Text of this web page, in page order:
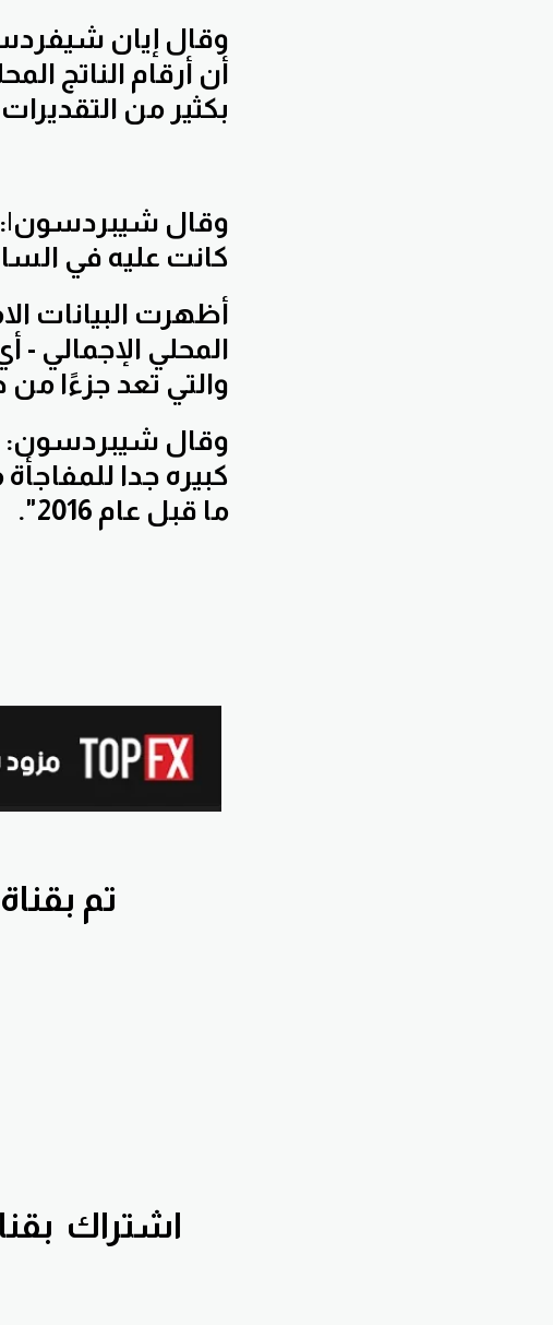
وقال إيان
أن أرقام الناتج
بكثير من
وقال شيبردسون|:
كانت عليه في
المحلي الإجمالي -
والتي تعد جزءًا من
وقال شيبردسون: إن
كبيره جدا
ما قبل عام 2016".
تم بقناة HennawiFx العامة على التلجرام
اشتراك